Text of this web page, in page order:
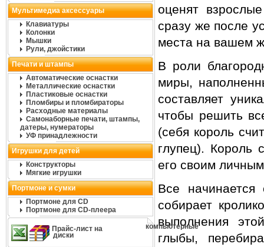
Мультимедиа аксессуары
Клавиатуры
Колонки
Мышки
Рули, джойстики
Печати и штампы
Автоматические оснастки
Металлические оснастки
Пластиковые оснастки
Пломбиры и пломбираторы
Расходные материалы
Самонаборные печати, штампы,
датеры, нумераторы
УФ принадлежности
Игрушки для детей
Конструкторы
Мягкие игрушки
Портмоне и сумки
Портмоне для CD
Портмоне для CD-плеера
Прайс-лист на
компьютерные
диски
оценят
сразу же после
места на вашем
В роли
миры,
составляет
чтобы решить
(себя король
глупец). Король
его своим
Все
собирает
выполнения
глыбы,